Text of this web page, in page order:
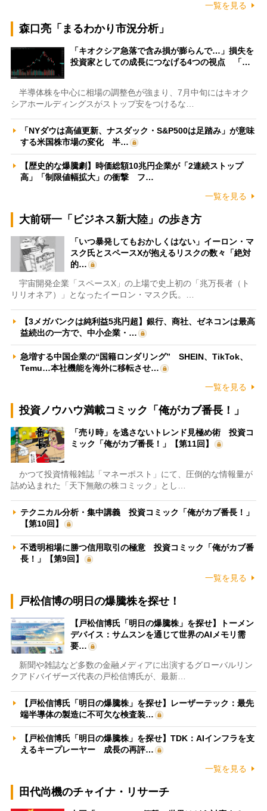
一覧を見る
森口亮「まるわかり市況分析」
「キオクシア急落で含み損が膨らんで…」損失を
投資家としての成長につなげる4つの視点 「…
半導体株を中心に相場の調整色が強まり、7月中旬にはキオク
シアホールディングスがストップ安をつけるな…
「NYダウは高値更新、ナスダック・S&P500は足踏み」が意味
する米国株市場の変化 半…
【歴史的な爆騰劇】時価総額10兆円企業が「2連続ストップ
高」「制限値幅拡大」の衝撃 フ…
一覧を見る
大前研一「ビジネス新大陸」の歩き方
「いつ暴発してもおかしくはない」イーロン・マ
スク氏とスペースXが抱えるリスクの数々「絶対
的…
宇宙開発企業「スペースX」の上場で史上初の「兆万長者（ト
リリオネア）」となったイーロン・マスク氏。…
【3メガバンクは純利益5兆円超】銀行、商社、ゼネコンは最高
益続出の一方で、中小企業・…
急増する中国企業の“国籍ロンダリング” SHEIN、TikTok、
Temu…本社機能を海外に移転させ…
一覧を見る
投資ノウハウ満載コミック「俺がカブ番長！」
「売り時」を逃さないトレンド見極め術 投資コ
ミック「俺がカブ番長！」【第11回】
かつて投資情報雑誌「マネーポスト」にて、圧倒的な情報量が
詰め込まれた「天下無敵の株コミック」とし…
テクニカル分析・集中講義 投資コミック「俺がカブ番長！」
【第10回】
不透明相場に勝つ信用取引の極意 投資コミック「俺がカブ番
長！」【第9回】
一覧を見る
戸松信博の明日の爆騰株を探せ！
【戸松信博氏「明日の爆騰株」を探せ】トーメン
デバイス：サムスンを通じて世界のAIメモリ需
要…
新聞や雑誌など多数の金融メディアに出演するグローバルリン
クアドバイザーズ代表の戸松信博氏が、最新…
【戸松信博氏「明日の爆騰株」を探せ】レーザーテック：最先
端半導体の製造に不可欠な検査装…
【戸松信博氏「明日の爆騰株」を探せ】TDK：AIインフラを支
えるキープレーヤー 成長の再評…
一覧を見る
田代尚機のチャイナ・リサーチ